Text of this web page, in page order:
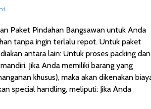
Paket Pindahan Bangsawan untuk Anda
tanpa ingin terlalu repot. Untuk paket
antara lain: Untuk proses packing dan
Jika Anda memiliki barang yang
khusus), maka akan dikenakan
special handling, meliputi: Jika Anda